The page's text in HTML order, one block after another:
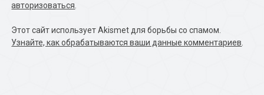
авторизоваться
Этот сайт использует Akismet для борьбы со спамом.
Узнайте, как обрабатываются ваши данные комментариев